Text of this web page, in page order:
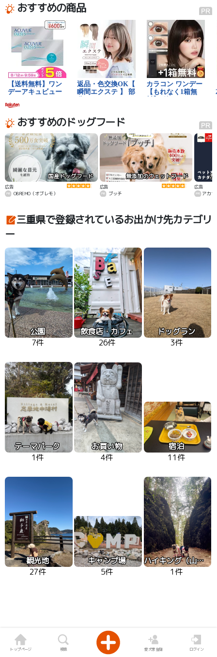
おすすめの商品
おすすめのドッグフード
国産ドッグフード
広告
OBREMO（オブレモ）
無添加のウェットフード
広告
ブッチ
カ
広告
アカ
三重県で登録されているお出かけ先カテゴリ
ー
公園
7件
飲食店・カフェ
26件
ドッグラン
3件
テーマパーク
1件
お買い物
4件
宿泊
11件
観光地
27件
キャンプ場
5件
ハイキング（山、高原）
1件
トップページ 検索 愛犬家登録 ログイン